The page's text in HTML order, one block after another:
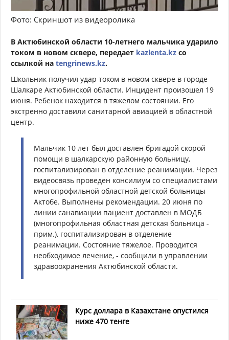
Фото: Скриншот из видеоролика
В Актюбинской области 10-летнего мальчика ударило
током в новом сквере, передает kazlenta.kz со
ссылкой на tengrinews.kz.
Школьник получил удар током в новом сквере в городе
Шалкаре Актюбинской области. Инцидент произошел 19
июня. Ребенок находится в тяжелом состоянии. Его
экстренно доставили санитарной авиацией в областной
центр.
Мальчик 10 лет был доставлен бригадой скорой
помощи в шалкарскую районную больницу,
госпитализирован в отделение реанимации. Через
видеосвязь проведен консилиум со специалистами
многопрофильной областной детской больницы
Актобе. Выполнены рекомендации. 20 июня по
линии санавиации пациент доставлен в МОДБ
(многопрофильная областная детская больница -
прим.), госпитализирован в отделение
реанимации. Состояние тяжелое. Проводится
необходимое лечение, - сообщили в управлении
здравоохранения Актюбинской области.
Курс доллара в Казахстане опустился
ниже 470 тенге